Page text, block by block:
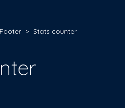
Footer > Stats counter